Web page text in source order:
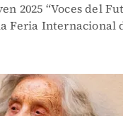
2025 “Voces del
Feria Internacional